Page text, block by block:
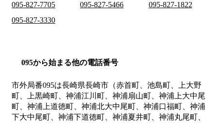
095-827-7705
095-827-5466
095-827-1822
095-827-3330
095から始まる他の電話番号
市外局番095は長崎県長崎市（赤首町、池島町、上大野
町、上黒崎町、神浦江川町、神浦扇山町、神浦上大中尾
町、神浦上道徳町、神浦北大中尾町、神浦口福町、神浦
下大中尾町、神浦下道徳町、神浦夏井町、神浦丸尾町、